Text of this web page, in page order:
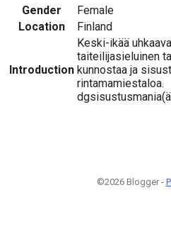
Gender
Female
Location
Finland
Introduction
Keski-ikää
taiteilijasieluinen
kunnostaa ja
rintamamiestaloa.
©2026 Blogger -